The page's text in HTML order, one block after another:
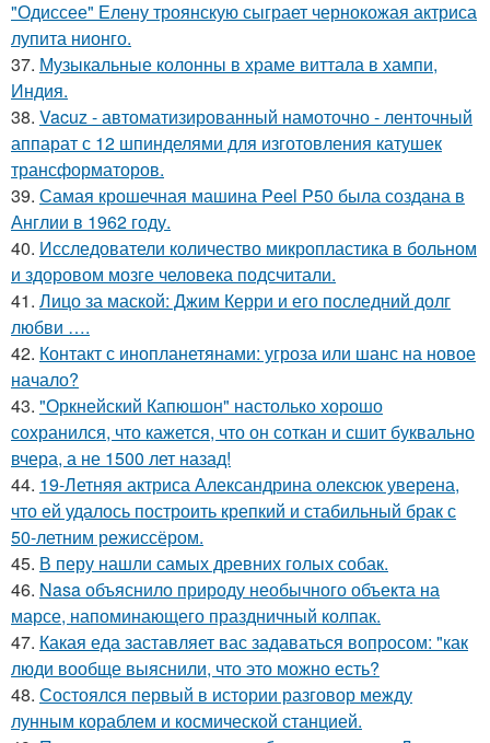
"Одиссее" Елену троянскую сыграет чернокожая актриса
лупита нионго.
37. Музыкальные колонны в храме виттала в хампи,
Индия.
38. Vacuz - автоматизированный намоточно - ленточный
аппарат с 12 шпинделями для изготовления катушек
трансформаторов.
39. Самая крошечная машина Peel P50 была создана в
Англии в 1962 году.
40. Исследователи количество микропластика в больном
и здоровом мозге человека подсчитали.
41. Лицо за маской: Джим Керри и его последний долг
любви ….
42. Контакт с инопланетянами: угроза или шанс на новое
начало?
43. "Оркнейский Капюшон" настолько хорошо
сохранился, что кажется, что он соткан и сшит буквально
вчера, а не 1500 лет назад!
44. 19-Летняя актриса Александрина олексюк уверена,
что ей удалось построить крепкий и стабильный брак с
50-летним режиссёром.
45. В перу нашли самых древних голых собак.
46. Nasa объяснило природу необычного объекта на
марсе, напоминающего праздничный колпак.
47. Какая еда заставляет вас задаваться вопросом: "как
люди вообще выяснили, что это можно есть?
48. Состоялся первый в истории разговор между
лунным кораблем и космической станцией.